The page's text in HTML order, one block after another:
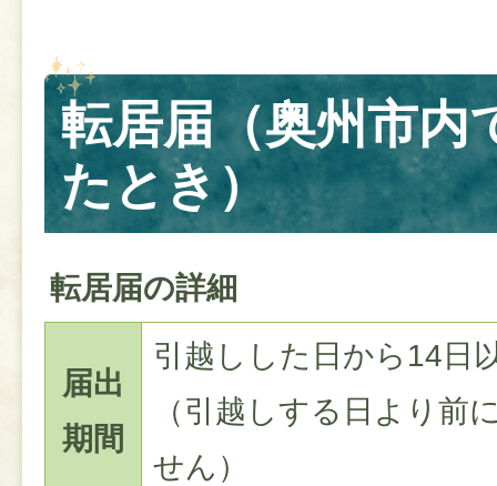
転居届（奥州市内
たとき）
転居届の詳細
届出
期間
引越しした日から14日
（引越しする日より前
せん）